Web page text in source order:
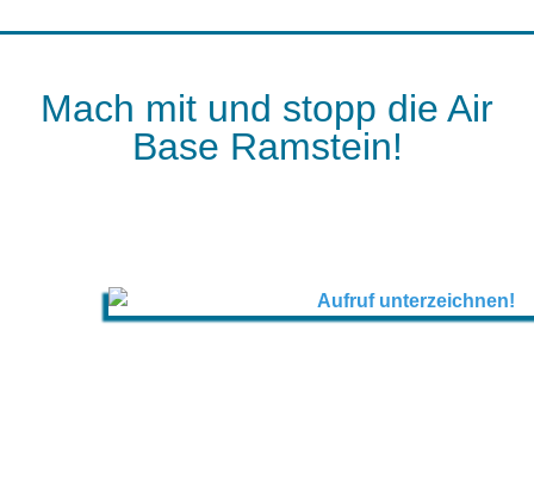
Mach mit und stopp die Air
Base Ramstein!